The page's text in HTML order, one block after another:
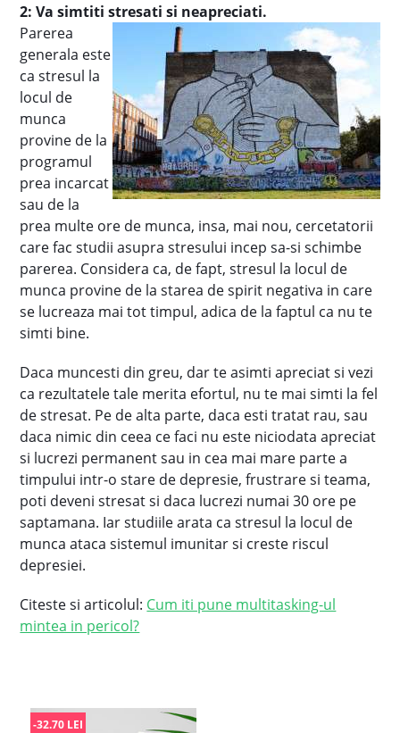
2: Va simtiti stresati si neapreciati.
Parerea
generala este
ca stresul la
locul de
munca
provine de la
programul
prea incarcat
sau de la
prea multe ore de munca, insa, mai nou, cercetatorii
care fac studii asupra stresului incep sa-si schimbe
parerea. Considera ca, de fapt, stresul la locul de
munca provine de la starea de spirit negativa in care
se lucreaza mai tot timpul, adica de la faptul ca nu te
simti bine.
Daca muncesti din greu, dar te asimti apreciat si vezi
ca rezultatele tale merita efortul, nu te mai simti la fel
de stresat. Pe de alta parte, daca esti tratat rau, sau
daca nimic din ceea ce faci nu este niciodata apreciat
si lucrezi permanent sau in cea mai mare parte a
timpului intr-o stare de depresie, frustrare si teama,
poti deveni stresat si daca lucrezi numai 30 ore pe
saptamana. Iar studiile arata ca stresul la locul de
munca ataca sistemul imunitar si creste riscul
depresiei.
Citeste si articolul: Cum iti pune multitasking-ul
mintea in pericol?
-32.70 LEI